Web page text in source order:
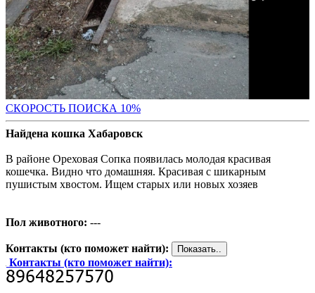
СКОРОСТЬ ПОИСКА 10%
Найдена кошка Хабаровск
В районе Ореховая Сопка появилась молодая красивая
кошечка. Видно что домашняя. Красивая с шикарным
пушистым хвостом. Ищем старых или новых хозяев
Пол животного: ---
Контакты (кто поможет найти):
Контакты (кто поможет найти):